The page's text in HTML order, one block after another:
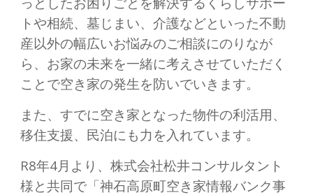
トや相続、墓じまい、介護などといった不動
産以外の幅広いお悩みのご相談にのりなが
ら、お家の未来を一緒に考えさせていただく
ことで空き家の発生を防いでいきます。
また、すでに空き家となった物件の利活用、
移住支援、民泊にも力を入れています。
R8年4月より、株式会社松井コンサルタント
様と共同で「神石高原町空き家情報バンク事